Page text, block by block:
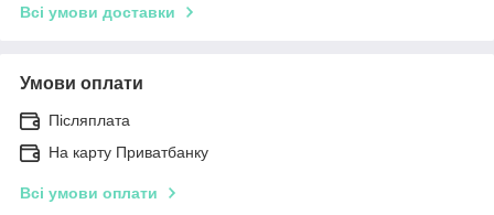
Всі умови доставки
Умови оплати
Післяплата
На карту Приватбанку
Всі умови оплати